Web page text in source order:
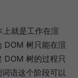
就是工作在渲
DOM 树只能在渲
DOM 树的过程只
语这个阶段可以